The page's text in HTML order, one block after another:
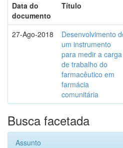
Data do
documento
Título
27-Ago-2018
Desenvolvimento
um instrumento
para medir a carga
de trabalho do
farmacêutico em
farmácia
comunitária
Busca facetada
Assunto